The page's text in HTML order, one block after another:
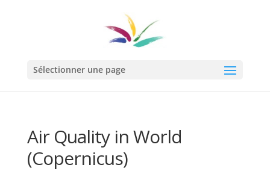
Sélectionner une page
Air Quality in World
(Copernicus)